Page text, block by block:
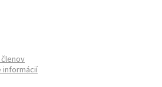
informácií